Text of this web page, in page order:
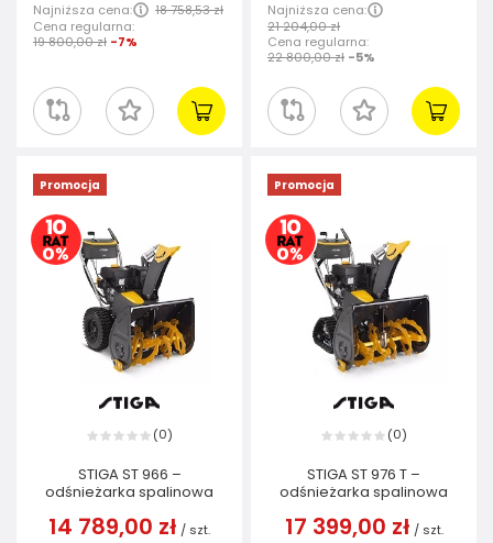
Najniższa cena:
18 758,53 zł
Cena regularna:
19 800,00 zł -7%
Najniższa cena:
21 204,00 zł
Cena regularna:
22 800,00 zł -5%
Promocja
(0)
STIGA ST 966 –
odśnieżarka spalinowa
14 789,00 zł / szt.
Promocja
(0)
STIGA ST 976 T –
odśnieżarka spalinowa
17 399,00 zł / szt.